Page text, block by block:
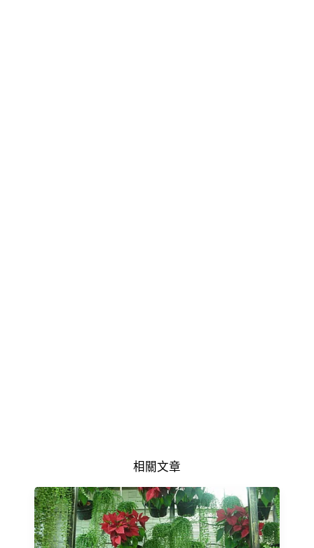
相關文章